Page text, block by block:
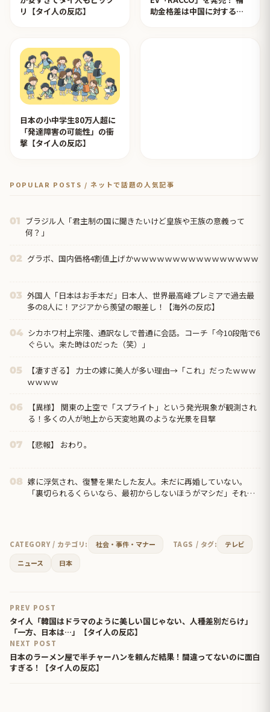
リ【タイ人の反応】
助金格差は中国に対するイ
日本の小中学生80万人超に
「発達障害の可能性」の衝
撃【タイ人の反応】
POPULAR POSTS / ネットで話題の人気記事
01 ブラジル人「君主制の国に聞きたいけど皇族や王族の意義って
何？」
02 グラボ、国内価格4割値上げかｗｗｗｗｗｗｗｗｗｗｗｗｗｗｗｗ
03 外国人「日本はお手本だ」日本人、世界最高峰プレミアで過去最
多の8人に！アジアから羨望の眼差し！【海外の反応】
04 シカホワ村上宗隆、通訳なしで普通に会話。コーチ「今10段階で6
ぐらい。来た時は0だった（笑）」
05
【凄すぎる】 力士の嫁に美人が多い理由→「これ」だったｗｗｗ
ｗｗｗｗ
06
【異様】 関東の上空で「スプライト」という発光現象が観測され
る！多くの人が地上から天変地異のような光景を目撃
07 【悲報】 おわり。
08 嫁に浮気され、復讐を果たした友人。未だに再婚していない。
「裏切られるくらいなら、最初からしないほうがマシだ」それ聞
CATEGORY / カテゴリ: 社会・事件・マナー TAGS / タグ:
テレビ
ニュース
日本
PREV POST
タイ人「韓国はドラマのように美しい国じゃない、人種差別だらけ」
「一方、日本は…」【タイ人の反応】
NEXT POST
日本のラーメン屋で半チャーハンを頼んだ結果！間違ってないのに面白
すぎる！【タイ人の反応】